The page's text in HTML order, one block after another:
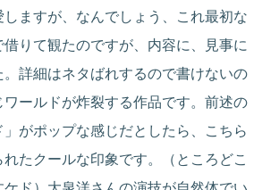
ますが、なんでしょう、これ最初な
りて観たのですが、内容に、見事に
詳細はネタばれするので書けないの
ールドが炸裂する作品です。前述の
」がポップな感じだとしたら、こちら
たクールな印象です。（ところどこ